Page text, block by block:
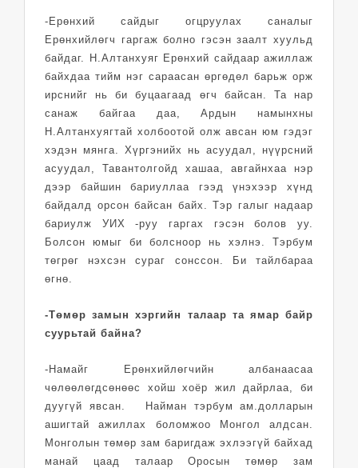
-Ерөнхий сайдыг огцруулах саналыг
Ерөнхийлөгч гаргаж болно гэсэн заалт хуульд
байдаг. Н.Алтанхуяг Ерөнхий сайдаар ажиллаж
байхдаа тийм нэг сараасан өргөдөл барьж орж
ирснийг нь би буцаагаад өгч байсан. Та нар
санаж байгаа даа, Ардын намынхны
Н.Алтанхуягтай холбоотой олж авсан юм гэдэг
хэдэн мянга. Хүргэнийх нь асуудал, нүүрсний
асуудал, Тавантолгойд хашаа, авгайнхаа нэр
дээр байшин бариуллаа гээд үнэхээр хүнд
байдалд орсон байсан байх. Тэр галыг надаар
бариулж УИХ -руу гаргах гэсэн болов уу.
Болсон юмыг би болсноор нь хэлнэ. Тэрбум
төгрөг нэхсэн сураг сонссон. Би тайлбараа
өгнө.
-Төмөр замын хэргийн талаар та ямар байр
суурьтай байна?
-Намайг Ерөнхийлөгчийн албанаасаа
чөлөөлөгдсөнөөс хойш хоёр жил дайрлаа, би
дуугүй явсан. Найман тэрбум ам.долларын
ашигтай ажиллах боломжоо Монгол алдсан.
Монголын төмөр зам баригдаж эхлээгүй байхад
манай цаад талаар Оросын төмөр зам